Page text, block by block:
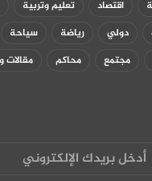
اقتصاد تعليم وتربية
دولي رياضة سياحة
مجتمع محاكم مقالات